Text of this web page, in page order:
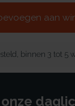
aan
binnen 3 tot 5